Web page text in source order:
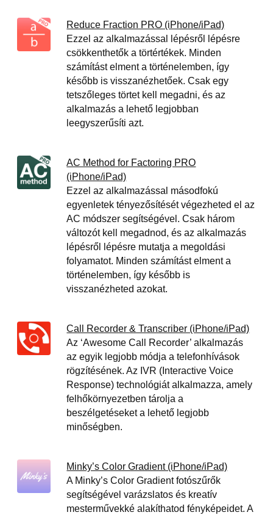
Reduce Fraction PRO (iPhone/iPad)
Ezzel az alkalmazással lépésről lépésre
csökkenthetők a törtértékek. Minden
számítást elment a történelemben, így
később is visszanézhetőek. Csak egy
tetszőleges törtet kell megadni, és az
alkalmazás a lehető legjobban
leegyszerűsíti azt.
AC Method for Factoring PRO
(iPhone/iPad)
Ezzel az alkalmazással másodfokú
egyenletek tényezősítését végezheted el az
AC módszer segítségével. Csak három
változót kell megadnod, és az alkalmazás
lépésről lépésre mutatja a megoldási
folyamatot. Minden számítást elment a
történelemben, így később is
visszanézheted azokat.
Call Recorder & Transcriber (iPhone/iPad)
Az ‘Awesome Call Recorder’ alkalmazás
az egyik legjobb módja a telefonhívások
rögzítésének. Az IVR (Interactive Voice
Response) technológiát alkalmazza, amely
felhőkörnyezetben tárolja a
beszélgetéseket a lehető legjobb
minőségben.
Minky’s Color Gradient (iPhone/iPad)
A Minky’s Color Gradient fotószűrők
segítségével varázslatos és kreatív
mesterművekké alakíthatod fényképeidet. A